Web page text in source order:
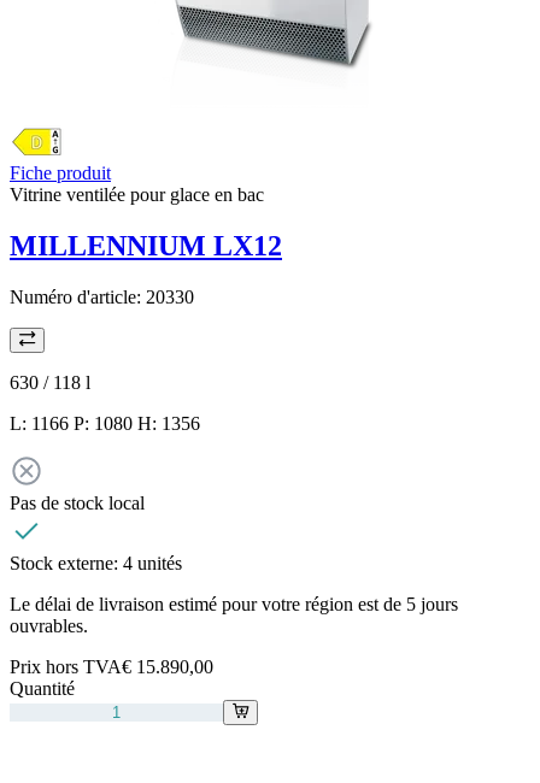
Fiche produit
Vitrine ventilée pour glace en bac
MILLENNIUM LX12
Numéro d'article: 20330
630 / 118 l
L: 1166 P: 1080 H: 1356
Pas de stock local
Stock externe: 4 unités
Le délai de livraison estimé pour votre région est de 5 jours
ouvrables.
Prix hors TVA€ 15.890,00
Quantité